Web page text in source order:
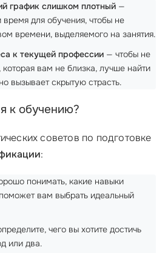
график слишком плотный —
время для обучения, чтобы не
времени, выделяемого на занятия.
к текущей профессии — чтобы не
которая вам не близка, лучше найти
вызывает скрытую страсть.
к обучению?
советов по подготовке
:
понимать, какие навыки
вам выбрать идеальный
чего вы хотите достичь
или два.